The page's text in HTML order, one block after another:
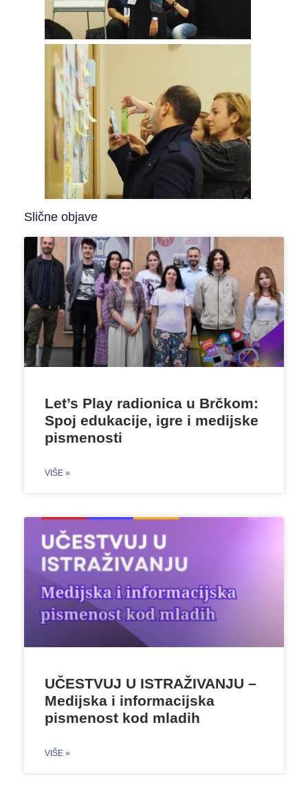
Slične objave
Let’s Play radionica u Brčkom:
Spoj edukacije, igre i medijske
pismenosti
VIŠE »
UČESTVUJ U ISTRAŽIVANJU –
Medijska i informacijska
pismenost kod mladih
VIŠE »